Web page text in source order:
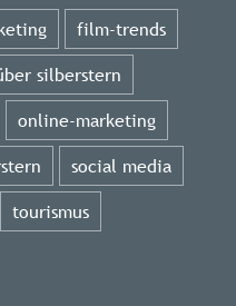
film-trends
silberstern
online-marketing
social media
tourismus